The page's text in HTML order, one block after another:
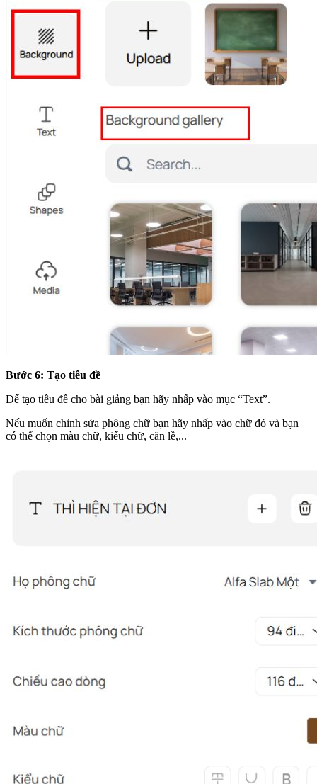
Bước 6: Tạo tiêu đề
Để tạo tiêu đề cho bài giảng bạn hãy nhấp vào mục “Text”.
Nếu muốn chỉnh sửa phông chữ bạn hãy nhấp vào chữ đó và bạn
có thể chọn màu chữ, kiểu chữ, căn lề,...